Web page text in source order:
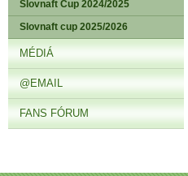
Slovnaft Cup 2024/2025
Slovnaft cup 2025/2026
MÉDIÁ
@EMAIL
FANS FÓRUM